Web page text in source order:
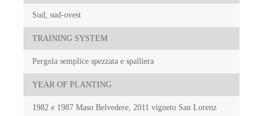
Sud, sud-ovest
TRAINING SYSTEM
Pergola semplice spezzata e spalliera
YEAR OF PLANTING
1982 e 1987 Maso Belvedere, 2011 vigneto San Lorenz